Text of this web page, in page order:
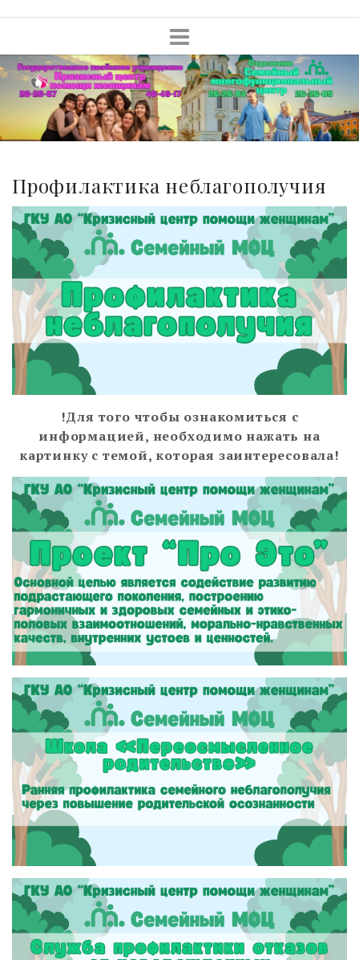
Профилактика неблагополучия
!Для того чтобы ознакомиться с
информацией, необходимо нажать на
картинку с темой, которая заинтересовала!